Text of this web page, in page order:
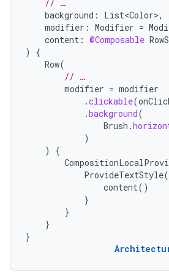
// …
background : List<Color>,
modifier : Modifier =
content : @Composable
)
{
Row(
// …
modifier = modifier
.clickable(
.background(
Brush .
)
)
{
ProvideTextStyle(
content()
}
}
}
}